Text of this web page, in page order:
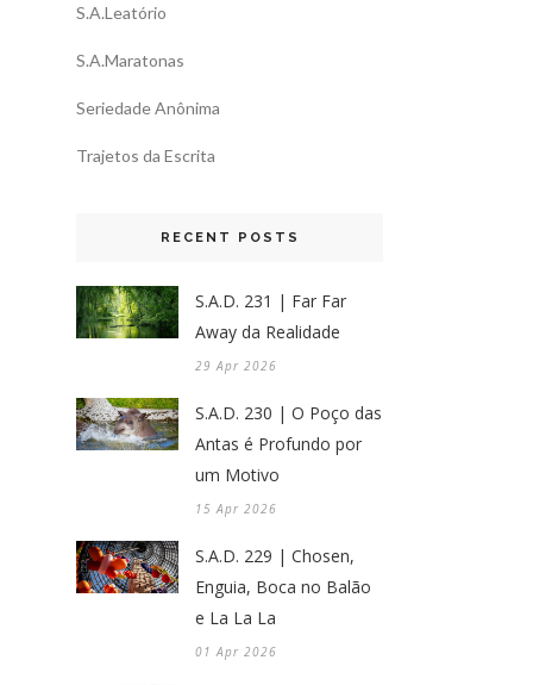
S.A.Leatório
S.A.Maratonas
Seriedade Anônima
Trajetos da Escrita
RECENT POSTS
S.A.D. 231 | Far Far
Away da Realidade
29 Apr 2026
S.A.D. 230 | O Poço das
Antas é Profundo por
um Motivo
15 Apr 2026
S.A.D. 229 | Chosen,
Enguia, Boca no Balão
e La La La
01 Apr 2026